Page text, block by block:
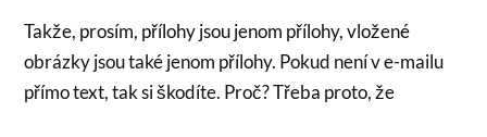
Takže, prosím, přílohy jsou jenom přílohy, vložené
obrázky jsou také jenom přílohy. Pokud není v e-mailu
přímo text, tak si škodíte. Proč? Třeba proto, že